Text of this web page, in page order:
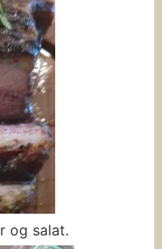
og salat.